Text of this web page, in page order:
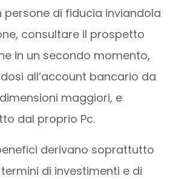
persone di fiducia inviandola
consultare il prospetto
in un secondo momento,
all’account bancario da
maggiori, e
dal proprio Pc.
derivano soprattutto
di investimenti e di